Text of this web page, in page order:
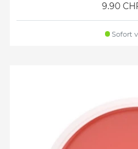
9.90
Sofort